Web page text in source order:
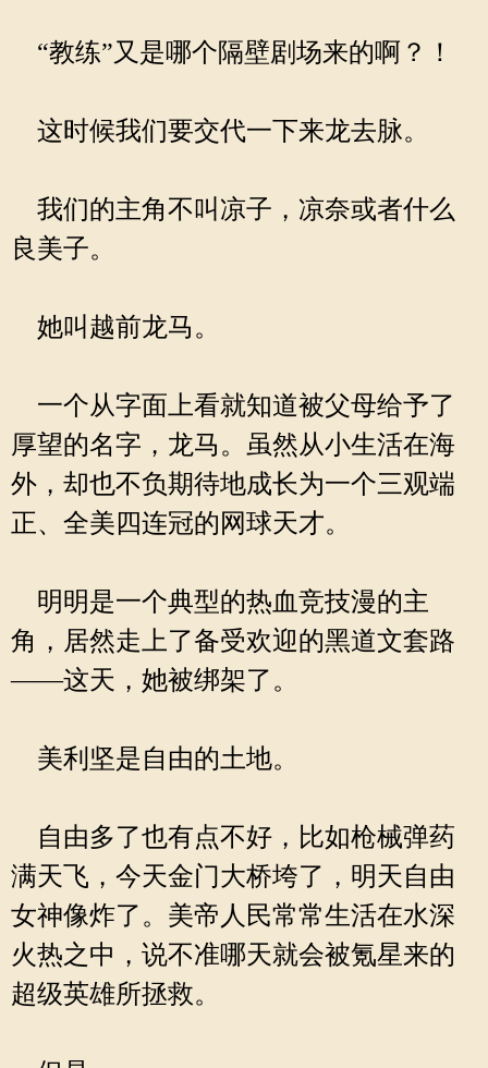
“教练”又是哪个隔壁剧场来的啊？！
这时候我们要交代一下来龙去脉。
我们的主角不叫凉子，凉奈或者什么
良美子。
她叫越前龙马。
一个从字面上看就知道被父母给予了
厚望的名字，龙马。虽然从小生活在海
外，却也不负期待地成长为一个三观端
正、全美四连冠的网球天才。
明明是一个典型的热血竞技漫的主
角，居然走上了备受欢迎的黑道文套路
——这天，她被绑架了。
美利坚是自由的土地。
自由多了也有点不好，比如枪械弹药
满天飞，今天金门大桥垮了，明天自由
女神像炸了。美帝人民常常生活在水深
火热之中，说不准哪天就会被氪星来的
超级英雄所拯救。